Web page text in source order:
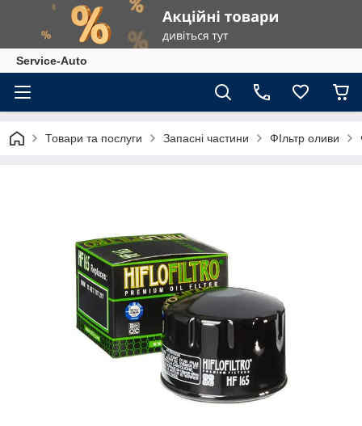
Service-Auto
Товари та послуги Запасні частини ФІльтр оливи